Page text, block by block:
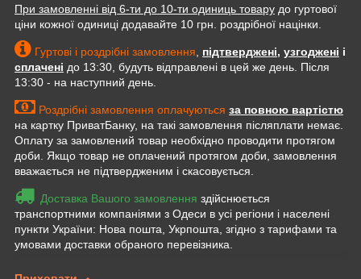
При замовленні від 6-ти до 10-ти одиниць товару до гуртової
ціни кожної одиниці додавайте 10 грн. роздрібної націнки.
Гуртові і роздрібні замовлення, підтверджені, узгоджені і
сплачені до 13:30, будуть відправлені в цей же день. Після
13:30 - на наступний день.
Роздрібні замовлення оплачуються за повною вартістю
на картку ПриватБанку, на такі замовлення післяплати немає.
Оплату за замовлений товар необхідно проводити протягом
доби. Якщо товар не оплачений протягом доби, замовлення
вважається не підтвердженим і скасовується.
Доставка Вашого замовлення здійснюється
транспортними компаніями з Одеси в усі регіони і населені
пункти України: Нова пошта, Укрпошта, згідно з тарифами та
умовами доставки обраного перевізника.